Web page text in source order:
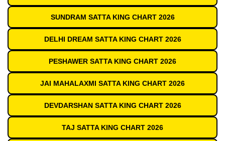
SUNDRAM SATTA KING CHART 2026
DELHI DREAM SATTA KING CHART 2026
PESHAWER SATTA KING CHART 2026
JAI MAHALAXMI SATTA KING CHART 2026
DEVDARSHAN SATTA KING CHART 2026
TAJ SATTA KING CHART 2026